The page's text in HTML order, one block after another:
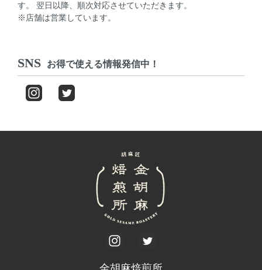
す。 翌日以降、順次対応させていただきます。
※店舗は営業しています。
SNS お得で使える情報発信中！